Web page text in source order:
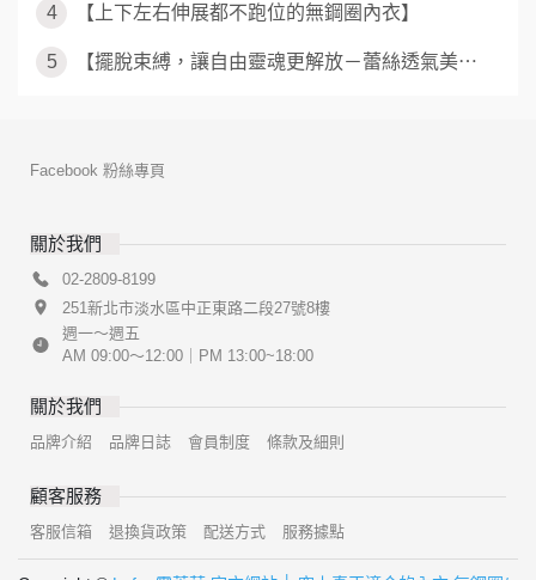
4 【上下左右伸展都不跑位的無鋼圈內衣】
5 【擺脫束縛，讓自由靈魂更解放－蕾絲透氣美⋯
關於我們
02-2809-8199
251新北市淡水區中正東路二段27號8樓
週一～週五
AM 09:00～12:00｜PM 13:00~18:00
關於我們
品牌介紹 品牌日誌 會員制度 條款及細則
顧客服務
客服信箱 退換貨政策 配送方式 服務據點
Facebook 粉絲專頁